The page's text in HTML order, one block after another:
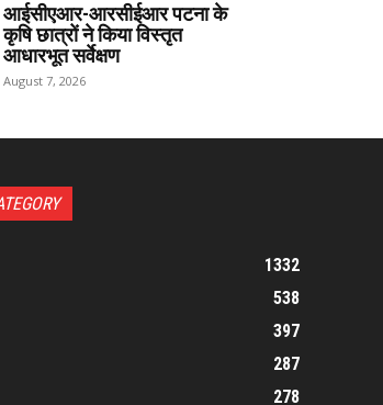
आईसीएआर-आरसीईआर पटना के
कृषि छात्रों ने किया विस्तृत
आधारभूत सर्वेक्षण
August 7, 2026
1332
538
397
287
278